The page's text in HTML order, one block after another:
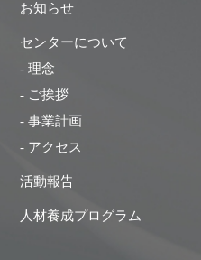
お知らせ
センターについて
- 理念
- ご挨拶
- 事業計画
- アクセス
活動報告
人材養成プログラム